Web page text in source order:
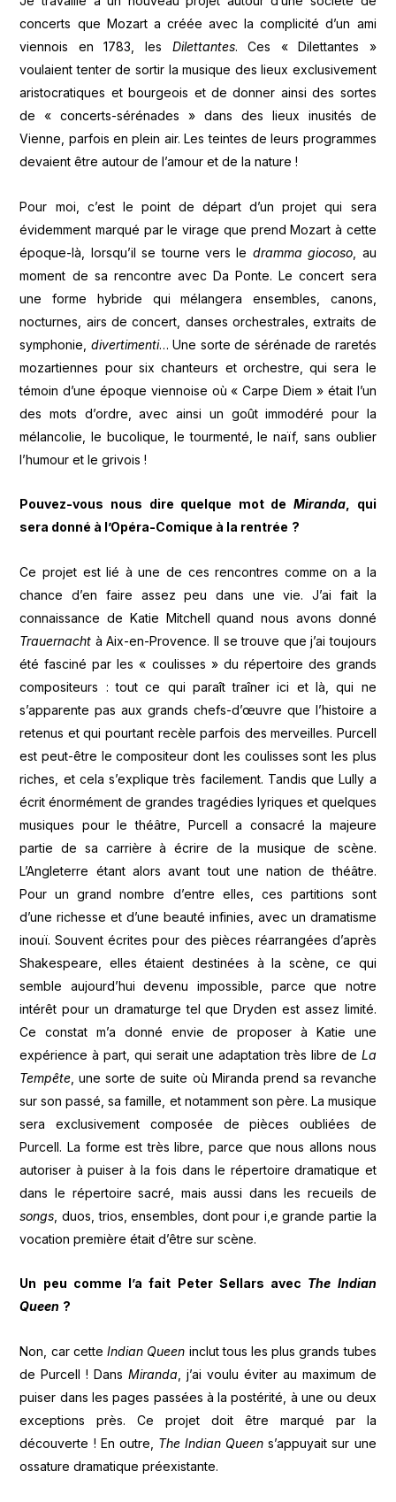
concerts que Mozart a créée avec la complicité d’un ami
viennois en 1783, les Dilettantes. Ces « Dilettantes »
voulaient tenter de sortir la musique des lieux exclusivement
aristocratiques et bourgeois et de donner ainsi des sortes
de « concerts-sérénades » dans des lieux inusités de
Vienne, parfois en plein air. Les teintes de leurs programmes
devaient être autour de l’amour et de la nature !
Pour moi, c’est le point de départ d’un projet qui sera
évidemment marqué par le virage que prend Mozart à cette
époque-là, lorsqu’il se tourne vers le dramma giocoso , au
moment de sa rencontre avec Da Ponte. Le concert sera
une forme hybride qui mélangera ensembles, canons,
nocturnes, airs de concert, danses orchestrales, extraits de
symphonie, divertimenti… Une sorte de sérénade de raretés
mozartiennes pour six chanteurs et orchestre, qui sera le
témoin d’une époque viennoise où « Carpe Diem » était l’un
des mots d’ordre, avec ainsi un goût immodéré pour la
mélancolie, le bucolique, le tourmenté, le naïf, sans oublier
l’humour et le grivois !
Pouvez-vous nous dire quelque mot deMiranda , qui
sera donné à l’Opéra-Comique à la rentrée ?
Ce projet est lié à une de ces rencontres comme on a la
chance d’en faire assez peu dans une vie. J’ai fait la
connaissance de Katie Mitchell quand nous avons donné
Trauernacht à Aix-en-Provence. Il se trouve que j’ai toujours
été fasciné par les « coulisses » du répertoire des grands
compositeurs : tout ce qui paraît traîner ici et là, qui ne
s’apparente pas aux grands chefs-d’œuvre que l’histoire a
retenus et qui pourtant recèle parfois des merveilles. Purcell
est peut-être le compositeur dont les coulisses sont les plus
riches, et cela s’explique très facilement. Tandis que Lully a
écrit énormément de grandes tragédies lyriques et quelques
musiques pour le théâtre, Purcell a consacré la majeure
partie de sa carrière à écrire de la musique de scène.
L’Angleterre étant alors avant tout une nation de théâtre.
Pour un grand nombre d’entre elles, ces partitions sont
d’une richesse et d’une beauté infinies, avec un dramatisme
inouï. Souvent écrites pour des pièces réarrangées d’après
Shakespeare, elles étaient destinées à la scène, ce qui
semble aujourd’hui devenu impossible, parce que notre
intérêt pour un dramaturge tel que Dryden est assez limité.
Ce constat m’a donné envie de proposer à Katie une
expérience à part, qui serait une adaptation très libre de La
Tempête , une sorte de suite où Miranda prend sa revanche
sur son passé, sa famille, et notamment son père. La musique
sera exclusivement composée de pièces oubliées de
Purcell. La forme est très libre, parce que nous allons nous
autoriser à puiser à la fois dans le répertoire dramatique et
dans le répertoire sacré, mais aussi dans les recueils de
songs , duos, trios, ensembles, dont pour i,e grande partie la
vocation première était d’être sur scène.
Un peu comme l’a fait Peter Sellars avec The Indian
Queen ?
Non, car cetteIndian Queen inclut tous les plus grands tubes
de Purcell ! DansMiranda , j’ai voulu éviter au maximum de
puiser dans les pages passées à la postérité, à une ou deux
exceptions près. Ce projet doit être marqué par la
découverte ! En outre, The Indian Queen s’appuyait sur une
ossature dramatique préexistante.